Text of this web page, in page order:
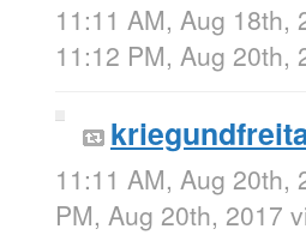
11:11 AM, Aug 18th,
11:12 PM, Aug 20th,
11:11 AM, Aug 20th,
PM, Aug 20th, 2017